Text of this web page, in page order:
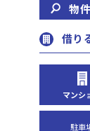
物
借り
マンシ
駐車